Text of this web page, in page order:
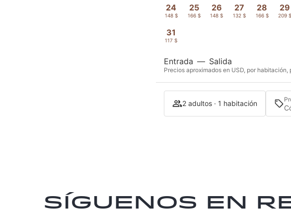
24
148 $
25
166 $
26
148 $
27
132 $
28
166 $
29
209 $
31
117 $
Entrada — Salida
Precios aproximados en USD, por
2 adultos · 1 habitación
Síguenos en